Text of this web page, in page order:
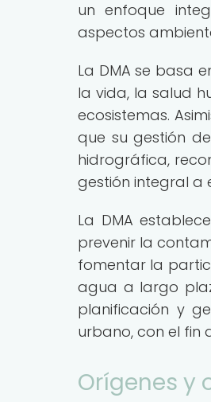
un enfoque
aspectos
La DMA se basa
la vida, la salud
ecosistemas.
que su gestión
hidrográfica,
gestión integral a
La DMA
prevenir la
fomentar la
agua a largo
planificación y
urbano, con el fin
Orígenes y